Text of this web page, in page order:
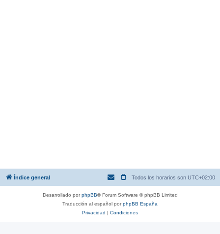
Índice general Todos los horarios son UTC+02:00
Desarrollado porphpBB® Forum Software © phpBB Limited
Traducción al español porphpBB España
Privacidad | Condiciones